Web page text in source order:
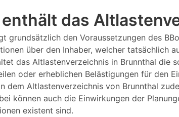
das
grundsätzlich den Voraussetzungen des
über den Inhaber, welcher tatsächlich
das Altlastenverzeichnis in Brunnthal die
oder erheblichen Belästigungen für den
dem Altlastenverzeichnis von Brunnthal
können auch die Einwirkungen der
existent sind.